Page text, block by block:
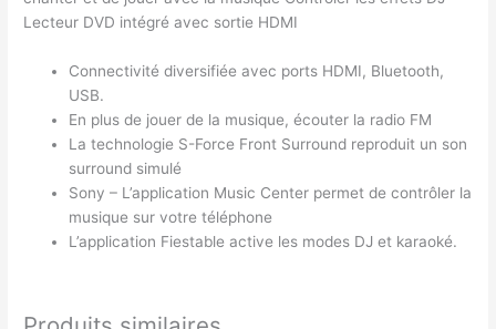
Lecteur DVD intégré avec sortie HDMI
Connectivité diversifiée avec ports HDMI, Bluetooth,
USB.
En plus de jouer de la musique, écouter la radio FM
La technologie S-Force Front Surround reproduit un son
surround simulé
Sony – L’application Music Center permet de contrôler la
musique sur votre téléphone
L’application Fiestable active les modes DJ et karaoké.